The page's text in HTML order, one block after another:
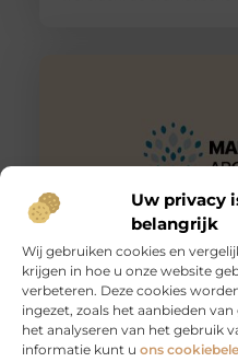
Uw privacy
belangrijk
Wij gebruiken cookies en
krijgen in hoe u onze website
verbeteren. Deze cookies
ingezet, zoals het aanbieden
het analyseren van het gebruik
informatie kunt u ons
Huur een aanhanger of
Voor elk vervoer de juiste
Bij JobCar in Etten-Leur
het huren van aanhangers